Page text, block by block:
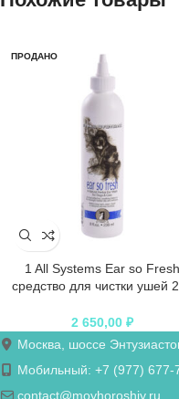
ПРОДАНО
1 All Systems Ear so Fresh
средство для чистки ушей
2 650,00 ₽
Москва, шоссе
Мобильный: +7 (977) 677-
contact@moyhoroshiy.ru